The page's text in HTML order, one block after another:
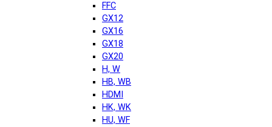
FFC
GX12
GX16
GX18
GX20
H, W
HB, WB
HDMI
HK, WK
HU, WF